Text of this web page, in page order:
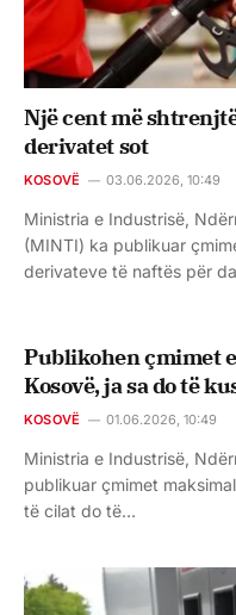
Një cent më
derivatet sot
KOSOVË 03.06.2026, 10:49
Ministria e Industrisë,
(MINTI) ka publikuar
derivateve të naftës për
Publikohen çmimet
Kosovë, ja sa do të
KOSOVË 01.06.2026, 10:49
Ministria e Industrisë,
publikuar çmimet
të cilat do të…